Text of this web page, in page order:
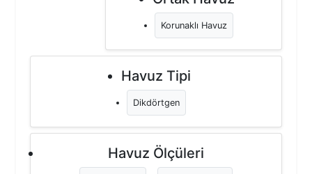
Korunaklı Havuz
Havuz Tipi
Dikdörtgen
Havuz Ölçüleri